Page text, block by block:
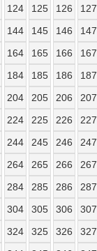
124 125 126 127
144 145 146 147
164 165 166 167
184 185 186 187
204 205 206 207
224 225 226 227
244 245 246 247
264 265 266 267
284 285 286 287
304 305 306 307
324 325 326 327